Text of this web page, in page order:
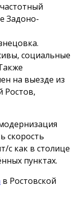
Задоно-
социальные
на выезде из
Ростов,
скорость
с как в столице
пунктах.
в Ростовской